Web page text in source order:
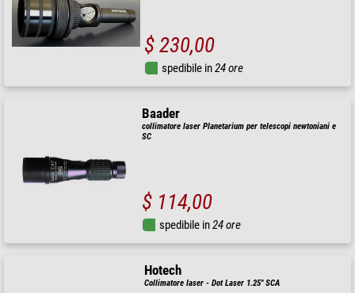
$ 230,00
spedibile in24 ore
Baader
collimatore laser Planetarium per telescopi newtoniani e
SC
$ 114,00
spedibile in24 ore
Hotech
Collimatore laser - Dot Laser 1.25" SCA